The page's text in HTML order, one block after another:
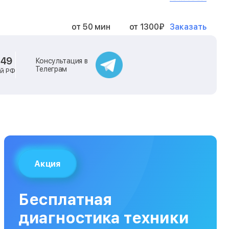
от 50 мин от 1300₽ Заказать
от 40 мин
от 40 мин
от 120 мин
РФ
Консультация в
Телеграм
Акция
Бесплатная
диагностика техники